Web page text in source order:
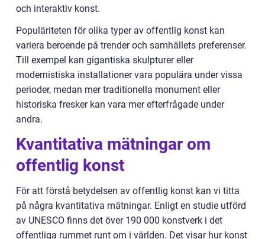
och interaktiv konst.
Populäriteten för olika typer av offentlig konst kan
variera beroende på trender och samhällets preferenser.
Till exempel kan gigantiska skulpturer eller
modernistiska installationer vara populära under vissa
perioder, medan mer traditionella monument eller
historiska fresker kan vara mer efterfrågade under
andra.
Kvantitativa mätningar om
offentlig konst
För att förstå betydelsen av offentlig konst kan vi titta
på några kvantitativa mätningar. Enligt en studie utförd
av UNESCO finns det över 190 000 konstverk i det
offentliga rummet runt om i världen. Det visar hur konst